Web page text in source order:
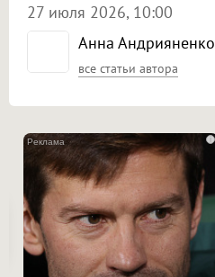
Анна Андрияненко
все статьи автора
27 июля 2026, 10:00
i